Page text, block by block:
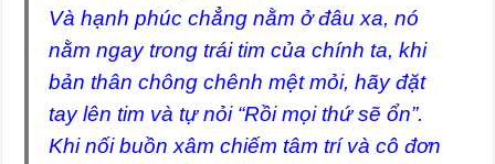
Và hạnh phúc chẳng nằm ở đâu xa, nó
nằm ngay trong trái tim của chính ta, khi
bản thân chông chênh mệt mỏi, hãy đặt
tay lên tim và tự nỏi “Rồi mọi thứ sẽ ổn”.
Khi nối buồn xâm chiếm tâm trí và cô đơn